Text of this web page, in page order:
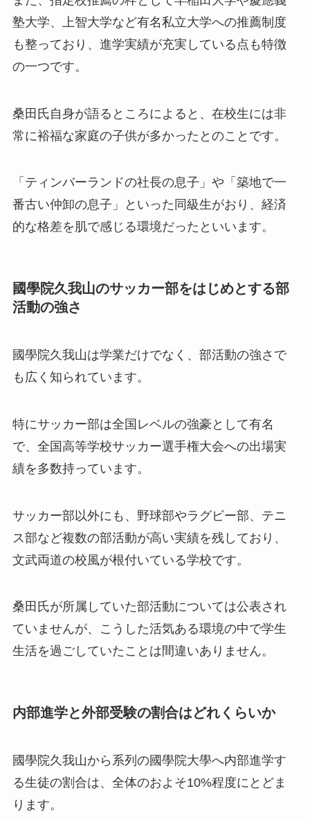
塾大学、上智大学など有名私立大学への推薦制度
も整っており、進学実績が充実している点も特徴
の一つです。
桑田氏自身が語るところによると、在校生には非
常に裕福な家庭の子供が多かったとのことです。
「ティンバーランドの社長の息子」や「築地で一
番古い仲卸の息子」といった同級生がおり、経済
的な格差を肌で感じる環境だったといいます。
國學院久我山のサッカー部をはじめとする部
活動の強さ
國學院久我山は学業だけでなく、部活動の強さで
も広く知られています。
特にサッカー部は全国レベルの強豪として有名
で、全国高等学校サッカー選手権大会への出場実
績を多数持っています。
サッカー部以外にも、野球部やラグビー部、テニ
ス部など複数の部活動が高い実績を残しており、
文武両道の校風が根付いている学校です。
桑田氏が所属していた部活動については公表され
ていませんが、こうした活気ある環境の中で学生
生活を過ごしていたことは間違いありません。
内部進学と外部受験の割合はどれくらいか
國學院久我山から系列の國學院大學へ内部進学す
る生徒の割合は、全体のおよそ10%程度にとどま
ります。